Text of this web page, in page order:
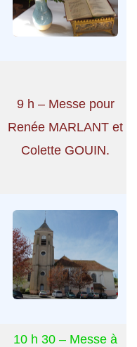
9 h – Messe pour
Renée MARLANT et
Colette GOUIN.
10 h 30 – Messe à